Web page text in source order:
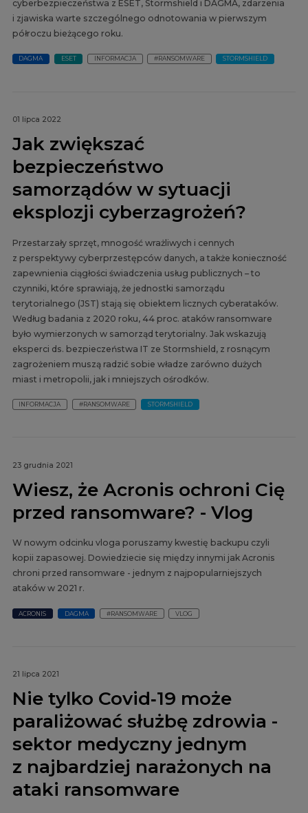
cyberbezpieczeństwa z ESET, Stormshield i DAGMA, zdarzenia
i zjawiska warte szczególnego odnotowania w pierwszym
półroczu bieżącego roku.
DAGMA ESET INFORMACJA #RANSOMWARE STORMSHIELD
01 lipca 2022
Jak zwiększać
bezpieczeństwo
samorządów w sytuacji
eksplozji cyberzagrożeń?
Przestarzały sprzęt, mnogość wrażliwych i cennych
z perspektywy cyberprzestępców danych, a także konieczność
zapewnienia ciągłości świadczenia usług publicznych – to
czynniki, które sprawiają, że jednostki samorządu
terytorialnego (JST) stają się obiektem licznych cyberataków.
Według badania z 2020 roku, 44 proc. ataków ransomware
było wymierzonych w samorząd terytorialny. Jak wskazują
eksperci ds. bezpieczeństwa IT ze Stormshield, z rosnącym
zagrożeniem muszą radzić sobie władze zarówno dużych
miast i metropolii, jak i mniejszych ośrodków.
INFORMACJA #RANSOMWARE STORMSHIELD
23 grudnia 2021
Wiesz, że Acronis ochroni Cię
przed ransomware? - Vlog
W nowym odcinku vloga poruszamy kwestię backupu czyli
kopii zapasowej. Dowiedziecie się między innymi jak Acronis
chroni przed ransomware - jednym z najpopularniejszych
ataków w 2021 r.
ACRONIS DAGMA #RANSOMWARE VLOG
21 lipca 2021
Nie tylko Covid‑19 może
paraliżować służbę zdrowia -
sektor medyczny jednym
z najbardziej narażonych na
ataki ransomware